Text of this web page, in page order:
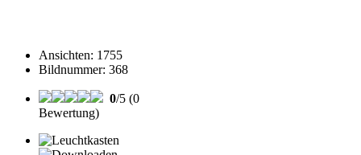
Ansichten: 1755
Bildnummer: 368
0/5 (0
Bewertung)